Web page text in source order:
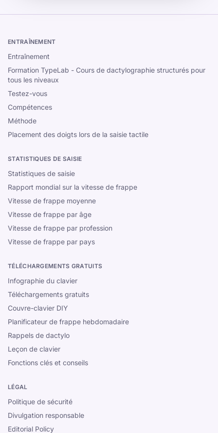
ENTRAÎNEMENT
Entraînement
Formation TypeLab - Cours de dactylographie structurés pour
tous les niveaux
Testez-vous
Compétences
Méthode
Placement des doigts lors de la saisie tactile
STATISTIQUES DE SAISIE
Statistiques de saisie
Rapport mondial sur la vitesse de frappe
Vitesse de frappe moyenne
Vitesse de frappe par âge
Vitesse de frappe par profession
Vitesse de frappe par pays
TÉLÉCHARGEMENTS GRATUITS
Infographie du clavier
Téléchargements gratuits
Couvre-clavier DIY
Planificateur de frappe hebdomadaire
Rappels de dactylo
Leçon de clavier
Fonctions clés et conseils
LÉGAL
Politique de sécurité
Divulgation responsable
Editorial Policy